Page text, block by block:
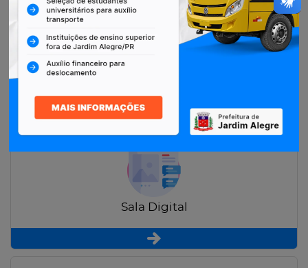
Restituição de Contribuintes
Sala Digital